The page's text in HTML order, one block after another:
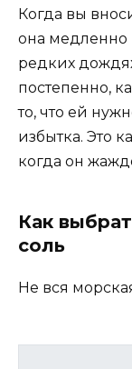
Когда вы
она медленно
редких
постепенно,
то, что ей
избытка. Это
когда он
Как
соль
Не вся